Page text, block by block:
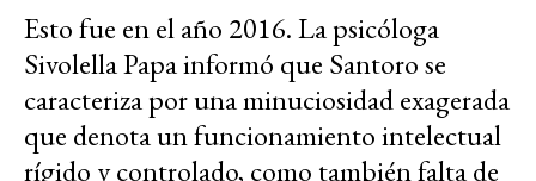
Esto fue en el año 2016. La psicóloga
Sivolella Papa informó que Santoro se
caracteriza por una minuciosidad exagerada
que denota un funcionamiento intelectual
rígido y controlado, como también falta de